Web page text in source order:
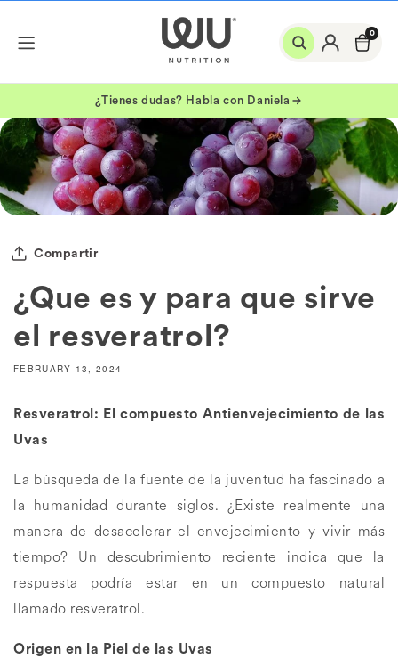
BY FOCUS BY STAGE
Hormonal Health
Metabolic Health
Digestive Health
Antioxidants
Beauty
Essentials
Mujer Joven
Fertile Stage
Mujer +40
RETURN
in
Cart
0
¿Tienes dudas? Habla con Daniela
Compartir
¿Que es y para que sirve
el resveratrol?
FEBRUARY 13, 2024
Resveratrol: El compuesto Antienvejecimiento de las
Uvas
La búsqueda de la fuente de la juventud ha fascinado a
la humanidad durante siglos. ¿Existe realmente una
manera de desacelerar el envejecimiento y vivir más
tiempo? Un descubrimiento reciente indica que la
respuesta podría estar en un compuesto natural
llamado resveratrol.
Origen en la Piel de las Uvas